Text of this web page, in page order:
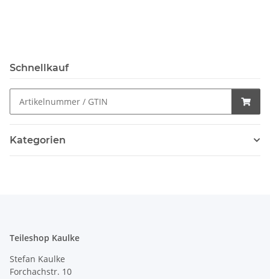
Schnellkauf
Kategorien
Teileshop Kaulke
Stefan Kaulke
Forchachstr. 10